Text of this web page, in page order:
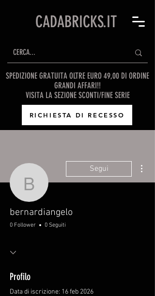
CADABRICKS.IT
SPEDIZIONE GRATUITA OLTRE EURO 49,00 DI ORDINE
GRANDI AFFARI!!
VISITA LA SEZIONE SCONTI/FINE SERIE
RICHIESTA DI RECESSO
bernardiangelo
Segui
bernardiangelo
0 Follower 0 Seguiti
Profilo
Data di iscrizione: 16 feb 2026